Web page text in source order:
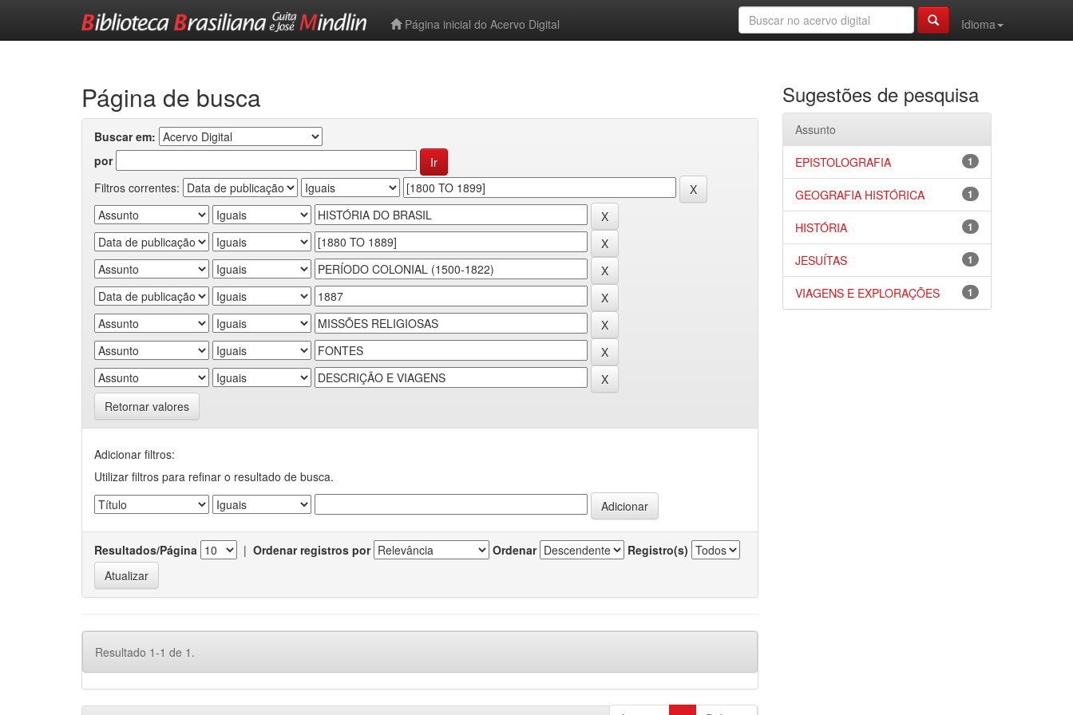
Página inicial do Acervo Digital
Idioma
Página de busca
Buscar em:
por
Filtros correntes:
Retornar valores
Adicionar filtros:
Utilizar filtros para refinar o resultado de busca.
Resultados/Página | Ordenar registros por Ordenar Registro(s)
Resultado 1-1 de 1.
Sugestões de pesquisa
Assunto
1
EPISTOLOGRAFIA
1
GEOGRAFIA HISTÓRICA
1
HISTÓRIA
1
JESUÍTAS
1
VIAGENS E EXPLORAÇÕES